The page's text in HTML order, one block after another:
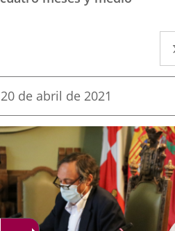
Fecha
la
noticia
20 de abril de 2021